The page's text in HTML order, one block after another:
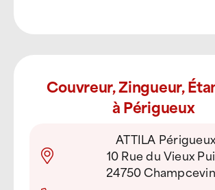
Couvreur, Zingueur,
à Périgueux
ATTILA Périgueux
10 Rue du Vieux
24750